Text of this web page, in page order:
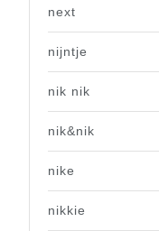
next
nijntje
nik nik
nik&nik
nike
nikkie